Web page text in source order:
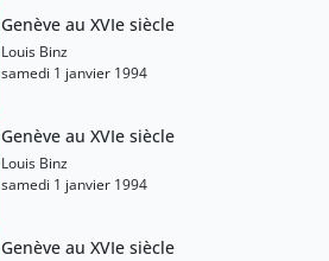
Genève au XVIe siècle
Louis Binz
samedi 1 janvier 1994
Genève au XVIe siècle
Louis Binz
samedi 1 janvier 1994
Genève au XVIe siècle